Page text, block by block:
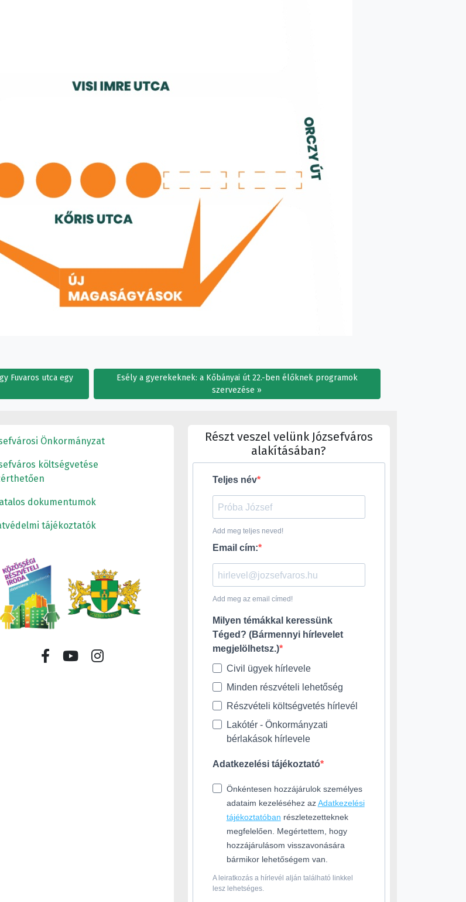
Fuvaros utca egy
Esély a gyerekeknek: a Kőbányai út 22.-ben élőknek programok
szervezése
Önkormányzat
költségvetése
dokumentumok
tájékoztatók
Részt veszel velünk Józsefváros
alakításában?
Teljes név
Add meg teljes neved!
Email cím:
Add meg az email címed!
Milyen témákkal keressünk
Téged? (Bármennyi hírlevelet
megjelölhetsz.)
Civil ügyek hírlevele
Minden részvételi lehetőség
Részvételi költségvetés hírlevél
Lakótér - Önkormányzati
bérlakások hírlevele
Adatkezelési tájékoztató
Önkéntesen hozzájárulok személyes
adataim kezeléséhez azAdatkezelési
tájékoztatóban részletezetteknek
megfelelően. Megértettem, hogy
hozzájárulásom visszavonására
bármikor lehetőségem van.
A leiratkozás a hírlevél alján található linkkel
lesz lehetséges.